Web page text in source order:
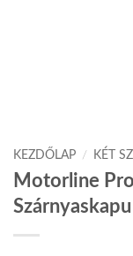
KEZDŐLAP / KÉT
Motorline